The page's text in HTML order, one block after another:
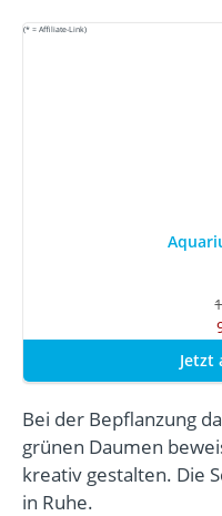
(* = Affiliate-Link)
Jetzt
Bei der Bepflanzung
grünen Daumen
kreativ gestalten. Die
in Ruhe.